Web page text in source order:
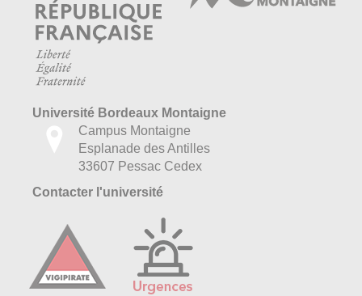
Université Bordeaux Montaigne
Campus Montaigne
Esplanade des Antilles
33607 Pessac Cedex
Contacter l'université